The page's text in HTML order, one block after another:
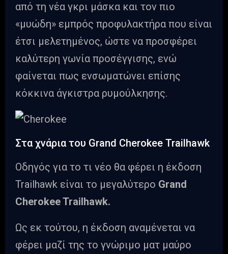
από τη νέα γκρι μάσκα και τον πιο
«μυώδη» εμπρός προφυλακτήρα που είναι
έτσι μελετημένος, ώστε να προσφέρει
καλύτερη γωνία προσέγγισης, ενώ
φαίνεται πως ενσωματώνει επίσης
κόκκινα άγκιστρα ρυμούλκησης.
Στα χνάρια του Grand Cherokee Trailhawk
Οδηγός για το τι νέο θα φέρει η έκδοση
Trailhawk είναι το μεγαλύτερο Grand
Cherokee Trailhawk.
Ως εκ τούτου, η έκδοση αναμένεται να
φέρει μαζί της το γνώριμο ματ μαύρο